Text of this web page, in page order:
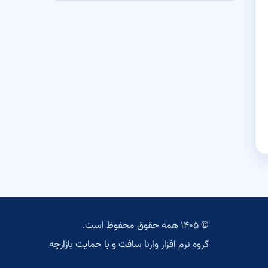
© ۱۴۰۵ همه حقوق محفوظ است.
گروه نرم افزار وارنا سافتو با حمایت بازارچه